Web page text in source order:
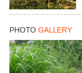
PHOTO GALLERY